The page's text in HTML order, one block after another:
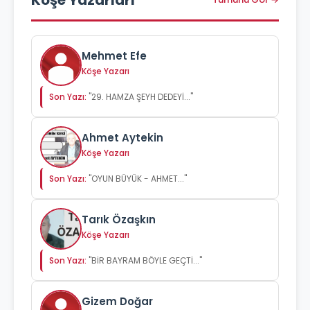
Mehmet Efe
Köşe Yazarı
Son Yazı: "29. HAMZA ŞEYH DEDEYİ..."
Ahmet Aytekin
Köşe Yazarı
Son Yazı: "OYUN BÜYÜK - AHMET..."
Tarık Özaşkın
Köşe Yazarı
Son Yazı: "BİR BAYRAM BÖYLE GEÇTİ..."
Gizem Doğar